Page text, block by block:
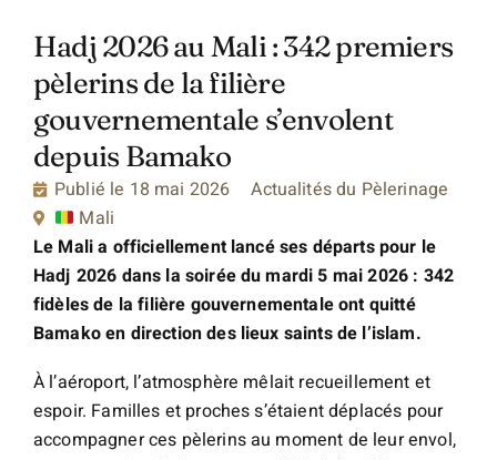
Hadj 2026 au Mali : 342 premiers
pèlerins de la filière
gouvernementale s’envolent
depuis Bamako
Publié le 18 mai 2026
Actualités du Pèlerinage
Mali
Le Mali a officiellement lancé ses départs pour le
Hadj 2026 dans la soirée du mardi 5 mai 2026 : 342
fidèles de la filière gouvernementale ont quitté
Bamako en direction des lieux saints de l’islam.
À l’aéroport, l’atmosphère mêlait recueillement et
espoir. Familles et proches s’étaient déplacés pour
accompagner ces pèlerins au moment de leur envol,